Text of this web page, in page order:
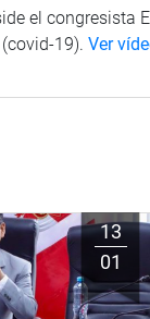
el
19). Ver
13
01